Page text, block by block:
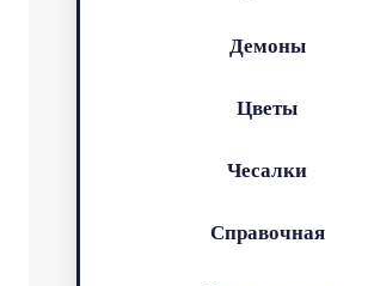
Демоны
Цветы
Чесалки
Справочная